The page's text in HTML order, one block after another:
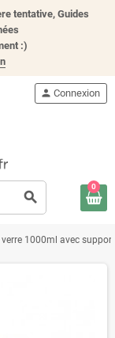
tentative, Guides
:)
search
person Connexion
0
1000ml avec